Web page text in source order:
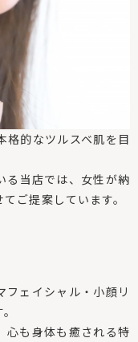
格的なツルスベ肌を目
る当店では、女性が納
ご提案しています。
フェイシャル・小顔リ
心も身体も癒される特